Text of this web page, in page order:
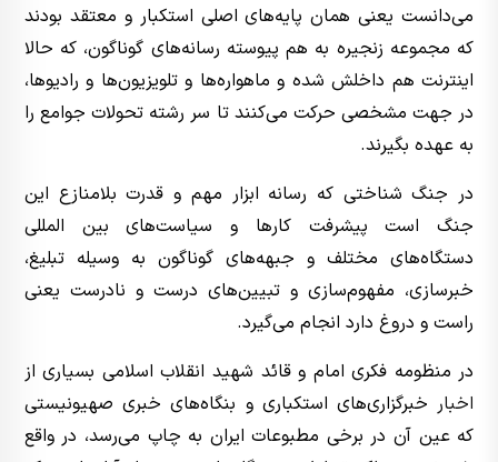
می‌دانست یعنی همان پایه‌های اصلی استکبار و معتقد بودند
که مجموعه‌ زنجیره‌ به هم پیوسته‌ رسانه‌های گوناگون، که حالا
اینترنت هم داخلش شده و ماهواره‌ها و تلویزیون‌ها و رادیوها،
در جهت مشخصی حرکت می‌کنند تا سر رشته‌ تحولات جوامع را
به عهده بگیرند.
در جنگ شناختی که رسانه ابزار مهم و قدرت بلامنازع این
جنگ است پیشرفت کارها و سیاست‌های بین المللی
دستگاه‌های مختلف و جبهه‌های گوناگون به وسیله تبلیغ،
خبرسازی، مفهوم‌سازی و تبیین‌های درست و نادرست یعنی
راست و دروغ دارد انجام می‌گیرد.
در منظومه فکری امام و قائد شهید انقلاب اسلامی بسیاری از
اخبار خبرگزاری‌های استکباری و بنگاه‌های خبری صهیونیستی
که عین آن در برخی مطبوعات ایران به چاپ می‌رسد، در واقع